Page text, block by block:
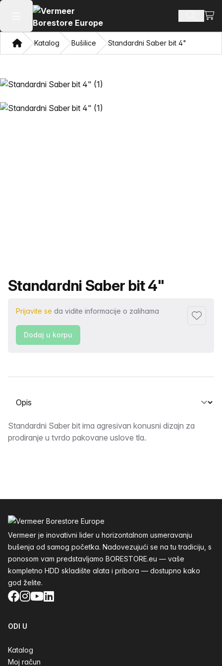
Otvori glavni meni Pretraži
DomKatalog Bušilice Standardni Saber bit 4"
Naziv proizvoda
Standardni Saber bit 4"
Prijavite se da vidite informacije o zalihama
Dodaj
Dodaj u korpu
Odaberite karticu
Opis
Standardni Saber bit ima agresivan konusni dizajn za
prodiranje u tvrdo pakovane uslove tla.
Vermeer je inovativni lider u horizontalnom usmeravanju
bušenja od samog početka. Nadovezujući se na tu tradiciju, s
ponosom vam predstavljamo BORESTORE.eu — vaše
kompletno HDD skladište alata i pribora — dostupno kako
god želite.
Facebook
Instagram
YouTube
LinkedIn
ODI U
Katalog
Moj račun